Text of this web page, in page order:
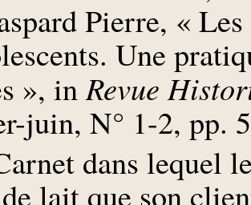
Pierre, «
Une
», inRevue
juin, N° 1-2, pp.
dans lequel
lait que son